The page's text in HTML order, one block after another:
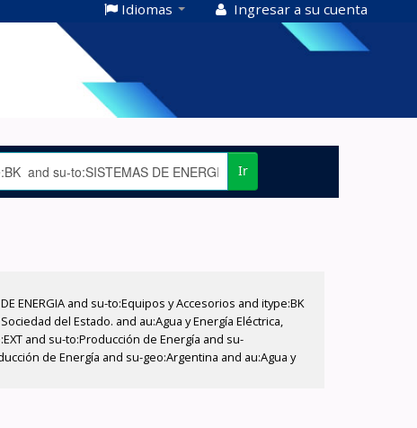
Idiomas Ingresar a su cuenta
Ir
ENERGIA and su-to:Equipos y Accesorios and itype:BK
del Estado. and au:Agua y Energía Eléctrica,
and su-to:Producción de Energía and su-
de Energía and su-geo:Argentina and au:Agua y